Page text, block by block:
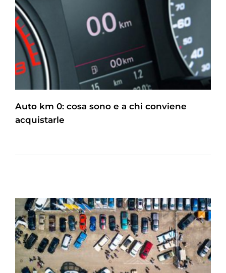
Auto km 0: cosa sono e a chi conviene
acquistarle